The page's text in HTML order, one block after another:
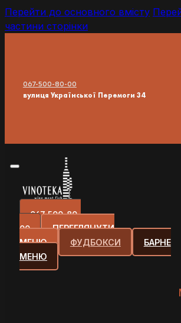
Перейти до основного вмісту
частини сторінки
067-500-80-00
вулиця Української Перемоги 34
067-500-80-
00
ПЕРЕГЛЯНУТИ
МЕНЮ
ФУДБОКСИ
БАРНЕ
МЕНЮ